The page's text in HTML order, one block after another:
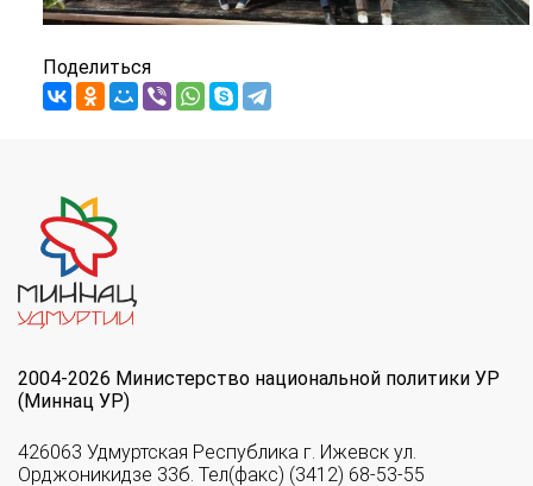
Поделиться
2004-2026 Министерство национальной политики УР
(Миннац УР)
426063 Удмуртская Республика г. Ижевск ул.
Орджоникидзе 33б. Тел(факс) (3412) 68-53-55